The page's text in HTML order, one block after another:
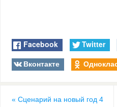
Facebook Twitter
Вконтакте
« Сценарий на новый год 4